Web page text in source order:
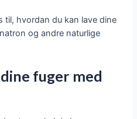
til, hvordan du kan lave dine
og andre naturlige
fuger med